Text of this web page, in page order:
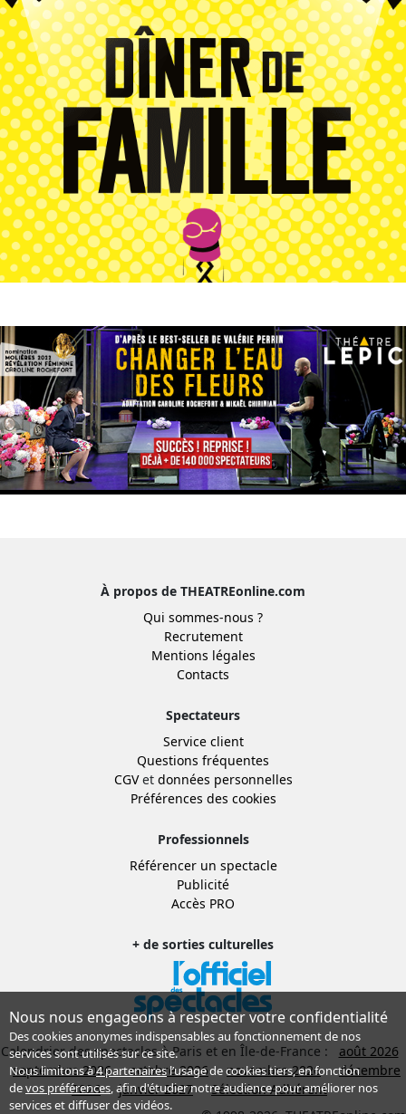
À propos de THEATREonline.com
Qui sommes-nous ?
Recrutement
Mentions légales
Contacts
Spectateurs
Service client
Questions fréquentes
CGVet données personnelles
Préférences des cookies
Professionnels
Référencer un spectacle
Publicité
Accès PRO
+ de sorties culturelles
Calendrier des spectacles à Paris et en Île-de-France :
août 2026
septembre 2026
octobre 2026 novembre 2026
décembre
2026
janvier 2027
Sélection Adhérent
Nous nous engageons à respecter votre confidentialité
Des cookies anonymes indispensables au fonctionnement de nos
services sont utilisés sur ce site.
Nous limitons à4 partenairesl’usage de cookies tiers, en fonction
devos préférences, afin d'étudier notre audience pour améliorer nos
services et diffuser des vidéos.